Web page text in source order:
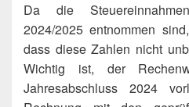
Da die
2024/2025 entnommen
dass diese Zahlen nicht
Wichtig ist, der
Jahresabschluss 2024